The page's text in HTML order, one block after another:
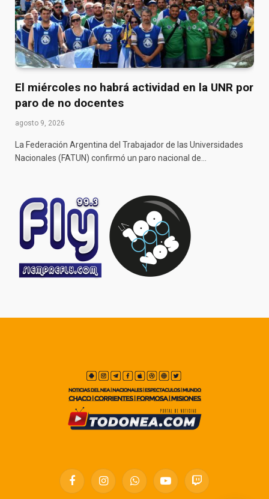
El miércoles no habrá actividad en la UNR por
paro de no docentes
agosto 9, 2026
La Federación Argentina del Trabajador de las Universidades
Nacionales (FATUN) confirmó un paro nacional de…
FacebookInstagramWhatsAppYouTubeTwitch